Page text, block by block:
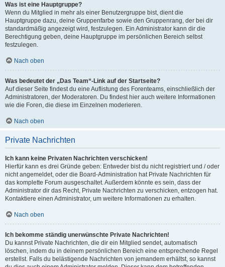
Was ist eine Hauptgruppe?
Wenn du Mitglied in mehr als einer Benutzergruppe bist, dient die
Hauptgruppe dazu, deine Gruppenfarbe sowie den Gruppenrang, der bei dir
standardmäßig angezeigt wird, festzulegen. Ein Administrator kann dir die
Berechtigung geben, deine Hauptgruppe im persönlichen Bereich selbst
festzulegen.
Nach oben
Was bedeutet der „Das Team“-Link auf der Startseite?
Auf dieser Seite findest du eine Auflistung des Forenteams, einschließlich der
Administratoren, der Moderatoren. Du findest hier auch weitere Informationen
wie die Foren, die diese im Einzelnen moderieren.
Nach oben
Private Nachrichten
Ich kann keine Privaten Nachrichten verschicken!
Hierfür kann es drei Gründe geben: Entweder bist du nicht registriert und / oder
nicht angemeldet, oder die Board-Administration hat Private Nachrichten für
das komplette Forum ausgeschaltet. Außerdem könnte es sein, dass der
Administrator dir das Recht, Private Nachrichten zu verschicken, entzogen hat.
Kontaktiere einen Administrator, um weitere Informationen zu erhalten.
Nach oben
Ich bekomme ständig unerwünschte Private Nachrichten!
Du kannst Private Nachrichten, die dir ein Mitglied sendet, automatisch
löschen, indem du in deinem persönlichen Bereich eine entsprechende Regel
erstellst. Falls du belästigende Nachrichten von jemandem erhältst, so kannst